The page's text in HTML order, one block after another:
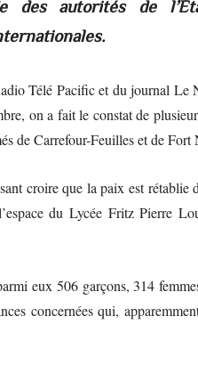
des autorités de
Télé Pacific et du journal Le
on a fait le constat de
de Carrefour-Feuilles et de Fort
croire que la paix est rétablie
du Lycée Fritz Pierre
eux 506 garçons, 314
concernées qui,